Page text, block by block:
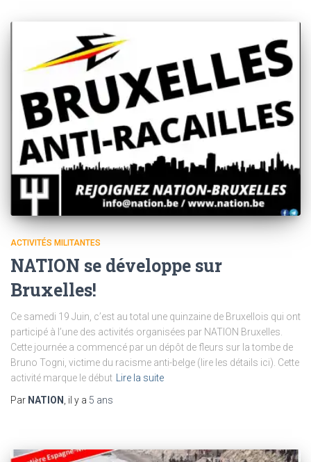
ACTIVITÉS MILITANTES
NATION se développe sur
Bruxelles!
Ce samedi 19 Juin, c’est au total une quinzaine de Bruxellois qui ont
participé à l’une des activités organisées par NATION Bruxelles.
Cette journée a commencé par un dépôt de fleurs sur la tombe de
Bruno Togni, victime du racisme anti-belge (lire les détails ici). Cette
activité marque le début
Lire la suite
Par NATION , il y a 5 ans